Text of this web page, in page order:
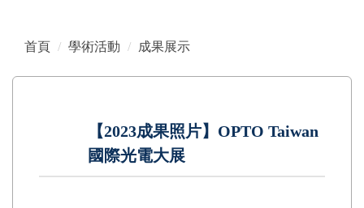
首頁 學術活動 成果展示
【2023成果照片】OPTO Taiwan
國際光電大展